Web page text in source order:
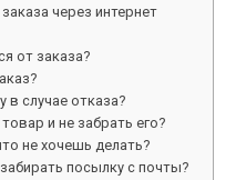
через интернет
от заказа?
в случае отказа?
и не забрать его?
не хочешь делать?
посылку с почты?